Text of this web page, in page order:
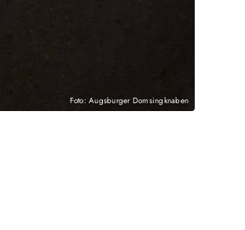
Foto: Augsburger Domsingknaben